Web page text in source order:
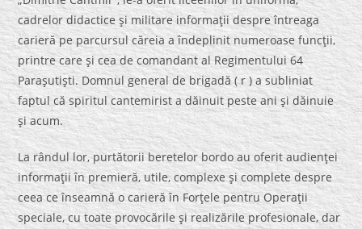
cadrelor didactice şi militare informaţii despre întreaga
carieră pe parcursul căreia a îndeplinit numeroase funcţii,
printre care şi cea de comandant al Regimentului 64
Paraşutişti. Domnul general de brigadă ( r ) a subliniat
faptul că spiritul cantemirist a dăinuit peste ani şi dăinuie
şi acum.
La rândul lor, purtătorii beretelor bordo au oferit audienţei
informaţii în premieră, utile, complexe şi complete despre
ceea ce înseamnă o carieră în Forţele pentru Operaţii
speciale, cu toate provocările şi realizările profesionale, dar